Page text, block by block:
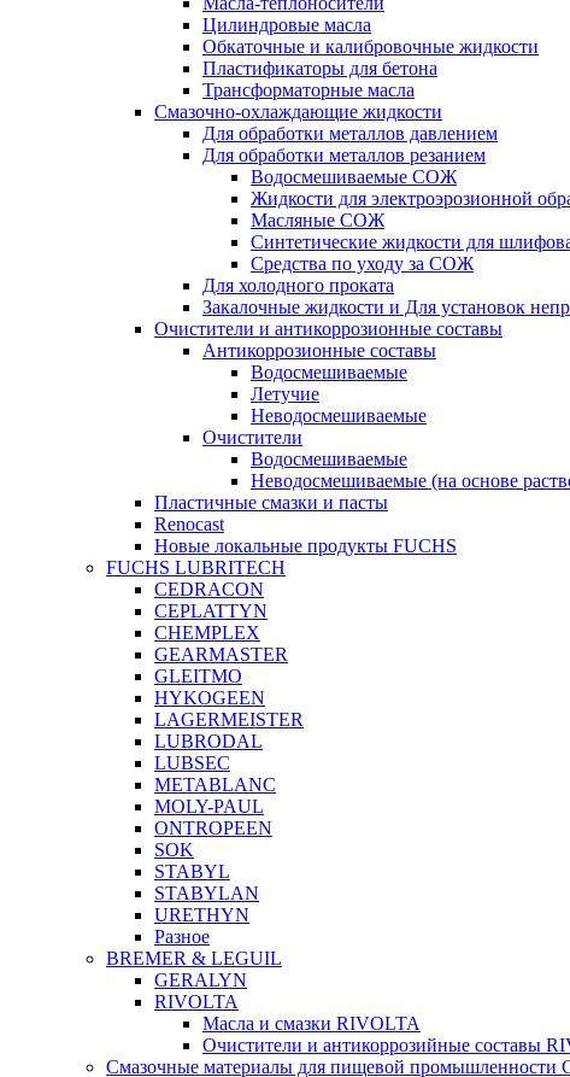
Цилиндровые масла
Обкаточные и калибровочные жидкости
Пластификаторы для бетона
Трансформаторные масла
Смазочно-охлаждающие жидкости
Для обработки металлов давлением
Для обработки металлов резанием
Водосмешиваемые СОЖ
Жидкости для электроэрозионной
Масляные СОЖ
Синтетические жидкости для
Средства по уходу за СОЖ
Для холодного проката
Закалочные жидкости и Для установок
Очистители и антикоррозионные составы
Антикоррозионные составы
Водосмешиваемые
Летучие
Неводосмешиваемые
Очистители
Водосмешиваемые
Неводосмешиваемые (на основе
Пластичные смазки и пасты
Renocast
Новые локальные продукты FUCHS
FUCHS LUBRITECH
CEDRACON
CEPLATTYN
CHEMPLEX
GEARMASTER
GLEITMO
HYKOGEEN
LAGERMEISTER
LUBRODAL
LUBSEC
METABLANC
MOLY-PAUL
ONTROPEEN
SOK
STABYL
STABYLAN
URETHYN
Разное
BREMER & LEGUIL
GERALYN
RIVOLTA
Масла и смазки RIVOLTA
Очистители и антикоррозийные составы
Смазочные материалы для пищевой промышленности